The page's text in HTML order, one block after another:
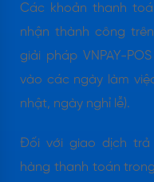
Các khoản thanh
nhận thành công
giải pháp VNPAY-
vào các ngày làm
nhật, ngày nghỉ lễ).
Đối với giao dịch trả
hàng thanh toán